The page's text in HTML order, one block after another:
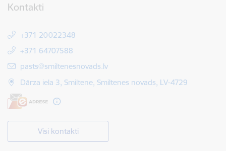
Kontakti
+371 20022348
+371 64707588
E-pasts:
pasts@smiltenesnovads.lv
Dārza iela 3, Smiltene, Smiltenes novads, LV-4729
Visi kontakti